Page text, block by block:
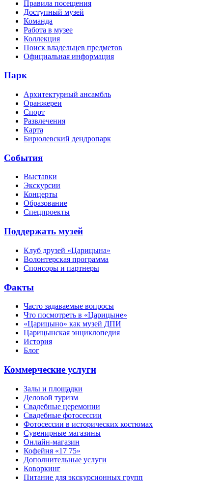
Правила посещения
Доступный музей
Команда
Работа в музее
Коллекция
Поиск владельцев предметов
Официальная информация
Парк
Архитектурный ансамбль
Оранжереи
Спорт
Развлечения
Карта
Бирюлевский дендропарк
События
Выставки
Экскурсии
Концерты
Образование
Спецпроекты
Поддержать музей
Клуб друзей «Царицына»
Волонтерская программа
Спонсоры и партнеры
Факты
Часто задаваемые вопросы
Что посмотреть в «Царицыне»
«Царицыно» как музей ДПИ
Царицынская энциклопедия
История
Блог
Коммерческие услуги
Залы и площадки
Деловой туризм
Свадебные церемонии
Свадебные фотосессии
Фотосессии в исторических костюмах
Сувенирные магазины
Онлайн-магазин
Кофейня «17 75»
Дополнительные услуги
Коворкинг
Питание для экскурсионных групп